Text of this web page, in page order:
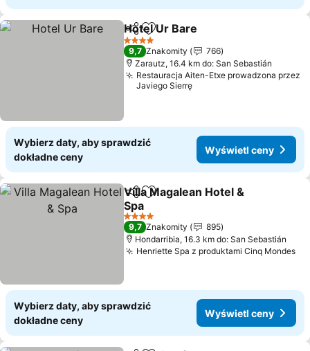
Udostępnij
Dodaj do ulubionych
Hotel Ur Bare
4 Kategoria
9,7 Znakomity
766
Zarautz, 16.4 km do: San Sebastián
Restauracja Aiten-Etxe prowadzona przez
Javiego Sierrę
Wybierz daty, aby sprawdzić
dokładne ceny
Wyświetl ceny
Udostępnij
Dodaj do ulubionych
Villa Magalean Hotel &
Spa
Wyświetl ceny
4 Kategoria
9,7 Znakomity
895
Hondarribia, 16.3 km do: San Sebastián
Henriette Spa z produktami Cinq Mondes
Wybierz daty, aby sprawdzić
dokładne ceny
Wyświetl ceny